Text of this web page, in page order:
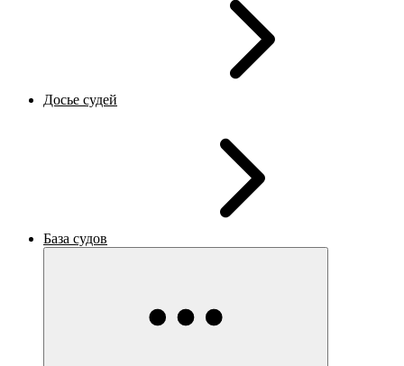
Досье судей
База судов